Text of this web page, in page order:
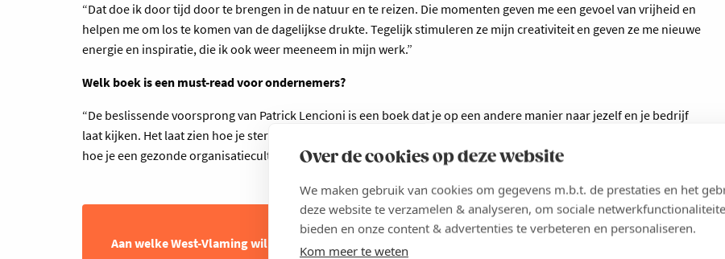
Over de cookies op deze website
We maken gebruik van cookies om gegevens m.b.t. de prestaties en het
deze website te verzamelen & analyseren, om sociale
bieden en onze content & advertenties te verbeteren en personaliseren.
Kom meer te weten
“Dat doe ik door tijd door te brengen in de natuur en te reizen. Die momenten geven me een gevoel van vrijheid en
helpen me om los te komen van de dagelijkse drukte. Tegelijk stimuleren ze mijn creativiteit en geven ze me nieuwe
energie en inspiratie, die ik ook weer meeneem in mijn werk.”
Welk boek is een must-read voor ondernemers?
“De beslissende voorsprong van Patrick Lencioni is een boek dat je op een andere manier naar jezelf en je bedrijf
laat kijken. Het laat zien hoe je sterke, effectieve teams bouwt, welke valkuilen leiderschap met zich meebrengt en
hoe je een gezonde organisatiecultuur ontwikkelt.”
Aan welke West-Vlaming wil je de estafettestok doorgeven en waarom?